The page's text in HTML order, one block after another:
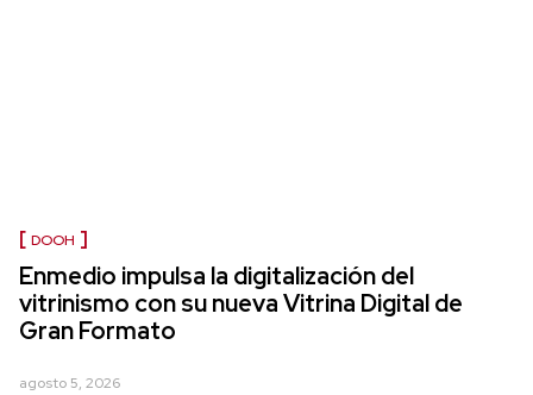
DOOH
Enmedio impulsa la digitalización del
vitrinismo con su nueva Vitrina Digital de
Gran Formato
agosto 5, 2026